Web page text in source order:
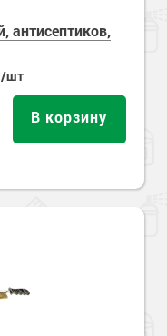
антисептиков,
шт
В корзину